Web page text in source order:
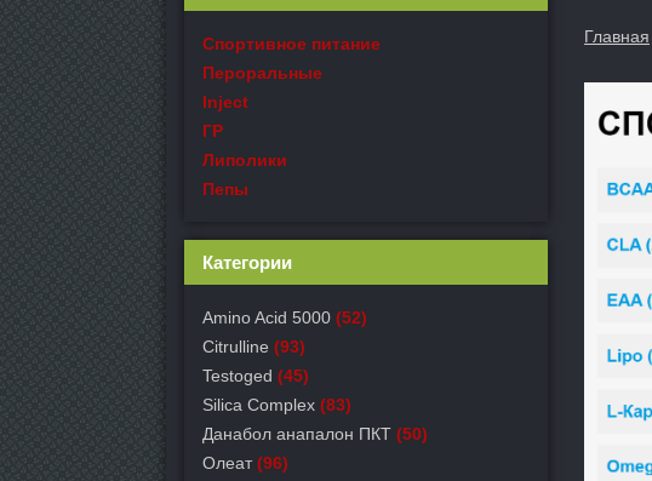
Главная
Спортивное питание
Пероральные
Inject
ГР
Липолики
Пепы
Категории
Amino Acid 5000 (52)
Citrulline (93)
Testoged (45)
Silica Complex (83)
Данабол анапалон ПКТ (50)
Олеат (96)